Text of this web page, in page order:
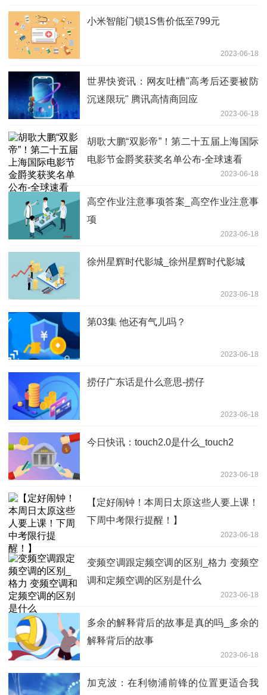
小米智能门锁1S售价低至799元
2023-06-18
世界快资讯：网友吐槽"高考后还要被防
沉迷限玩" 腾讯高情商回应
2023-06-18
胡歌大鹏“双影帝”！第二十五届上海国际
电影节金爵奖获奖名单公布-全球速看
2023-06-18
高空作业注意事项答案_高空作业注意事
项
2023-06-18
徐州星辉时代影城_徐州星辉时代影城
2023-06-18
第03集 他还有气儿吗？
2023-06-18
捞仔广东话是什么意思-捞仔
2023-06-18
今日快讯：touch2.0是什么_touch2
2023-06-18
【定好闹钟！本周日太原这些人要上课！
下周中考限行提醒！】
2023-06-18
变频空调跟定频空调的区别_格力 变频空
调和定频空调的区别是什么
2023-06-18
多余的解释背后的故事是真的吗_多余的
解释背后的故事
2023-06-18
加克波：在利物浦前锋的位置更适合我